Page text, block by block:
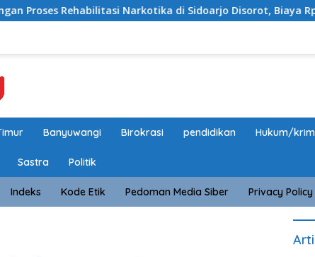
Narkotika di Sidoarjo Disorot, Biaya Rp25 Juta Disebut
Banyuwangi Birokrasi pendidikan Hukum/
Sastra Politik
Indeks Kode Etik Pedoman Media Siber Privacy Policy